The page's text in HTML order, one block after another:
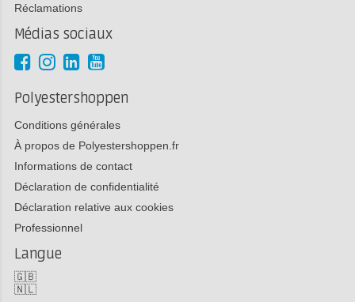
Réclamations
Médias sociaux
Polyestershoppen
Conditions générales
À propos de Polyestershoppen.fr
Informations de contact
Déclaration de confidentialité
Déclaration relative aux cookies
Professionnel
Langue
🇬🇧
🇳🇱